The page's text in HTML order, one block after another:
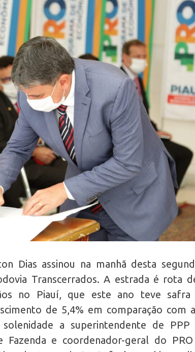
Dias assinou na manhã desta
Transcerrados. A estrada é rota
no Piauí, que este ano teve safra
de 5,4% em comparação com
a superintendente de PPP
Fazenda e coordenador-geral do